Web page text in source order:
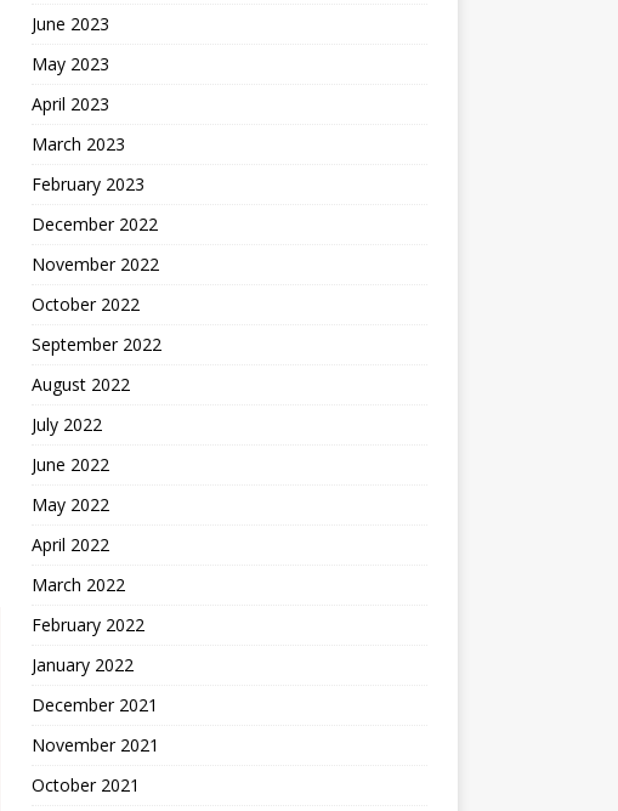
June 2023
May 2023
April 2023
March 2023
February 2023
December 2022
November 2022
October 2022
September 2022
August 2022
July 2022
June 2022
May 2022
April 2022
March 2022
February 2022
January 2022
December 2021
November 2021
October 2021